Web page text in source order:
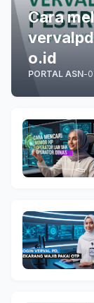
Cara
o.id
PORTAL ASN-